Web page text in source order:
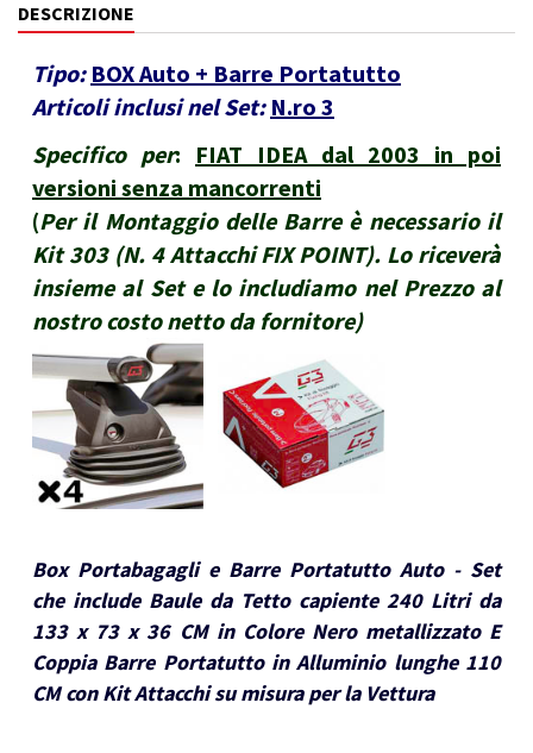
DESCRIZIONE
Tipo: BOX Auto + Barre Portatutto
Articoli inclusi nel Set: N.ro 3
Specifico per: FIAT IDEA dal 2003 in poi
versioni senza mancorrenti
(Per il Montaggio delle Barre è necessario il
Kit 303 (N. 4 Attacchi FIX POINT). Lo riceverà
insieme al Set e lo includiamo nel Prezzo al
nostro costo netto da fornitore)
Box Portabagagli e Barre Portatutto Auto - Set
che include Baule da Tetto capiente 240 Litri da
133 x 73 x 36 CM in Colore Nero metallizzato E
Coppia Barre Portatutto in Alluminio lunghe 110
CM con Kit Attacchi su misura per la Vettura